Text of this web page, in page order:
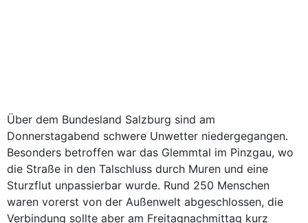
Über dem Bundesland Salzburg sind am
Donnerstagabend schwere Unwetter niedergegangen.
Besonders betroffen war das Glemmtal im Pinzgau, wo
die Straße in den Talschluss durch Muren und eine
Sturzflut unpassierbar wurde. Rund 250 Menschen
waren vorerst von der Außenwelt abgeschlossen, die
Verbindung sollte aber am Freitagnachmittag kurz